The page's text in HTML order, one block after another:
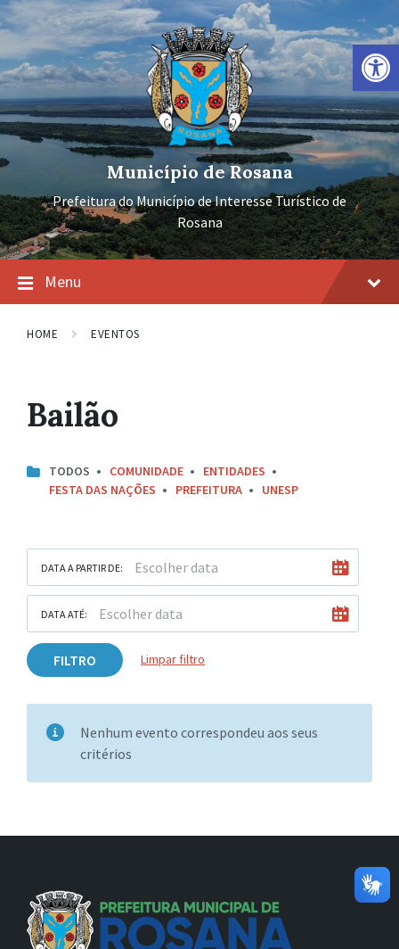
Barra de Ferramentas Aberta
Ir
para
conteúdo
Pular
para
navegação
principal
Pular
para
rodapé
Município de Rosana
Prefeitura do Município de Interesse Turístico de
Rosana
Menu
HOME EVENTOS
Bailão
TODOS COMUNIDADE
ENTIDADES
FESTA DAS NAÇÕES
PREFEITURA UNESP
DATA A PARTIR DE:
DATA ATÉ:
FILTRO Limpar filtro
Nenhum evento correspondeu aos seus
critérios